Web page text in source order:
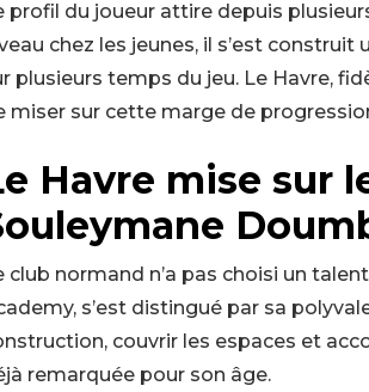
profil du joueur attire depuis
chez les jeunes, il s’est
plusieurs temps du jeu. Le Havre,
miser sur cette marge de
Havre mise sur
club normand n’a pas choisi un
s’est distingué par sa
couvrir les espaces et
remarquée pour son âge.